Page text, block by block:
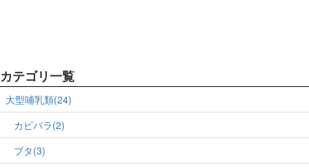
カテゴリ一覧
大型哺乳類(24)
カピバラ(2)
ブタ(3)